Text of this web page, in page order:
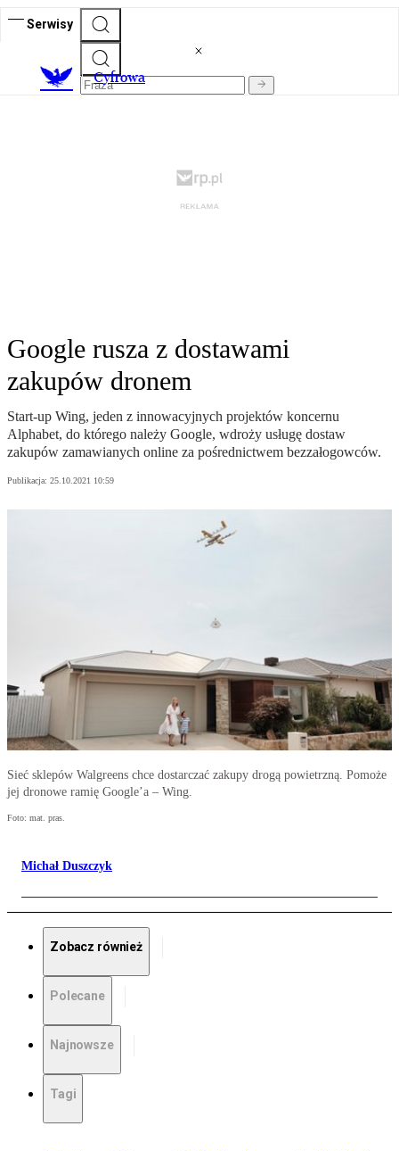
Serwisy
Cyfrowa
Google rusza z dostawami
zakupów dronem
Start-up Wing, jeden z innowacyjnych projektów koncernu
Alphabet, do którego należy Google, wdroży usługę dostaw
zakupów zamawianych online za pośrednictwem bezzałogowców.
Publikacja: 25.10.2021 10:59
Sieć sklepów Walgreens chce dostarczać zakupy drogą powietrzną. Pomoże
jej dronowe ramię Google’a – Wing.
Foto: mat. pras.
Michał Duszczyk
Zobacz również
Polecane
Najnowsze
Tagi